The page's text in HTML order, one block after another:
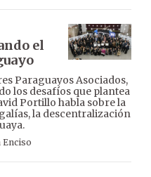
el
Paraguayos Asociados,
los desafíos que plantea
Portillo habla sobre la
la descentralización
Enciso